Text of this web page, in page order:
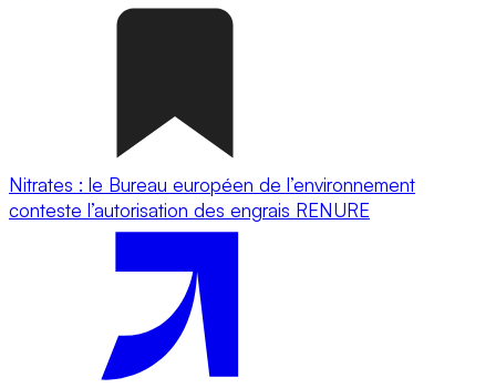
Nitrates : le Bureau européen de l’environnement
conteste l’autorisation des engrais RENURE